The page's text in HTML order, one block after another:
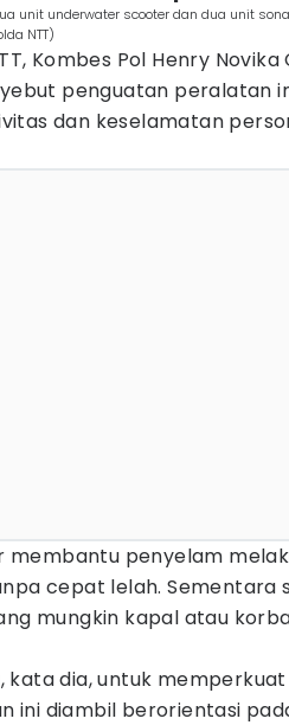
unit underwater scooter dan dua unit
NTT)
Kombes Pol Henry
penguatan peralatan
dan keselamatan
membantu penyelam
cepat lelah. Sementara
mungkin kapal atau
kata dia, untuk memperkuat
ini diambil berorientasi